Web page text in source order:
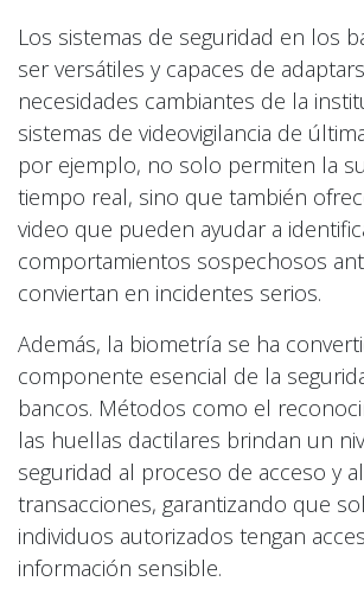
Los sistemas de seguridad en los
ser versátiles y capaces de
necesidades cambiantes de la
sistemas de videovigilancia de
por ejemplo, no solo permiten la
tiempo real, sino que también
video que pueden ayudar a
comportamientos sospechosos
conviertan en incidentes serios.
Además, la biometría se ha
componente esencial de la
bancos. Métodos como el
las huellas dactilares brindan un
seguridad al proceso de acceso y
transacciones, garantizando que
individuos autorizados tengan
información sensible.